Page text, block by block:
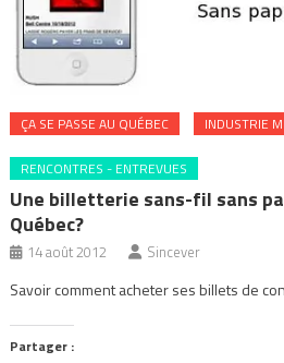
ÇA SE PASSE AU QUÉBEC INDUSTRIE
RENCONTRES - ENTREVUES
Une billetterie sans-fil sans
Québec?
14 août 2012 Sincever
Savoir comment acheter ses billets de
Partager :